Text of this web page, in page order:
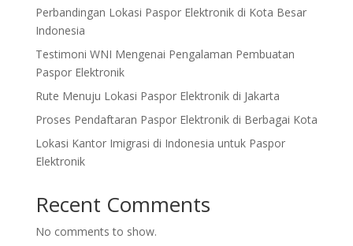
Perbandingan Lokasi Paspor Elektronik di Kota Besar
Indonesia
Testimoni WNI Mengenai Pengalaman Pembuatan
Paspor Elektronik
Rute Menuju Lokasi Paspor Elektronik di Jakarta
Proses Pendaftaran Paspor Elektronik di Berbagai Kota
Lokasi Kantor Imigrasi di Indonesia untuk Paspor
Elektronik
Recent Comments
No comments to show.